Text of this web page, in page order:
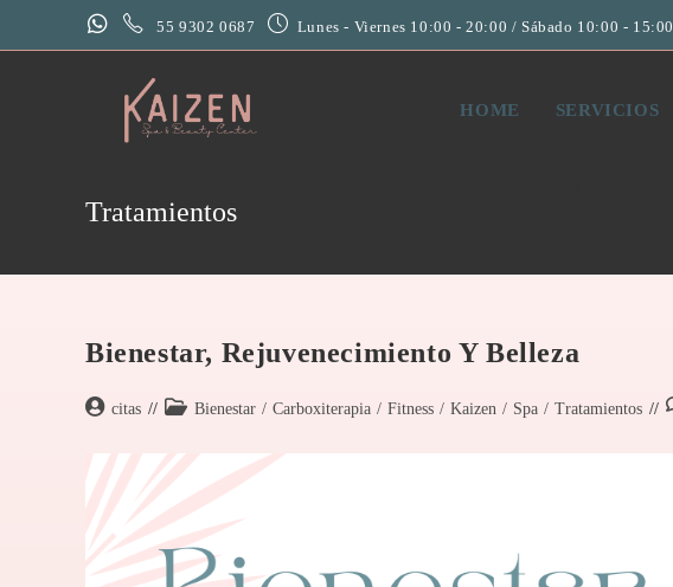
55 9302 0687 Lunes - Viernes 10:00 - 20:00 / Sábado 10:00 - 15:00
HOME SERVICIOS
Tratamientos
Bienestar, Rejuvenecimiento Y Belleza
citas Bienestar / Carboxiterapia / Fitness / Kaizen / Spa / Tratamientos